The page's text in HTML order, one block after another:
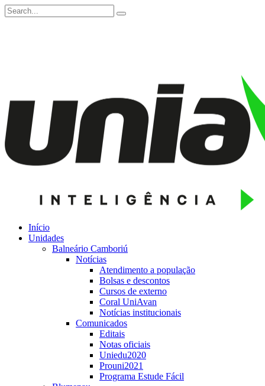
Início
Unidades
Balneário Camboriú
Notícias
Atendimento a população
Bolsas e descontos
Cursos de externo
Coral UniAvan
Notícias institucionais
Comunicados
Editais
Notas oficiais
Uniedu2020
Prouni2021
Programa Estude Fácil